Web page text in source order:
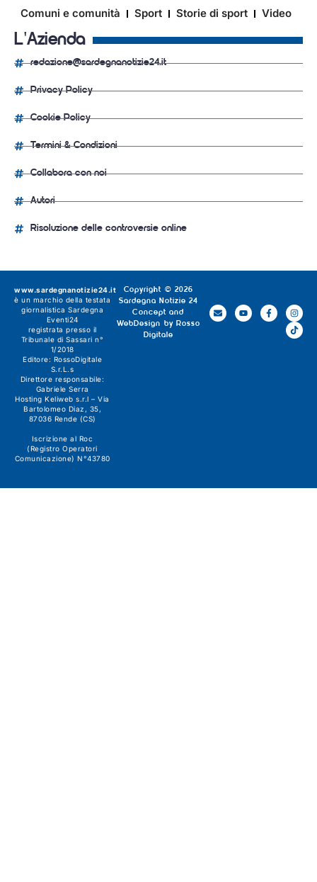
Comuni e comunità
Sport Storie di sport Video
L'Azienda
redazione@sardegnanotizie24.it
Privacy Policy
Cookie Policy
Termini & Condizioni
Collabora con noi
Autori
Risoluzione delle controversie online
Copyright © 2026
Sardegna Notizie 24
Concept and
WebDesign by Rosso
Digitale
www.sardegnanotizie24.it
è un marchio della testata
giornalistica Sardegna
Eventi24
registrata presso il
Tribunale di Sassari n°
1/2018
Editore: RossoDigitale
S.r.L.s
Direttore responsabile:
Gabriele Serra
Hosting Keliweb s.r.l – Via
Bartolomeo Diaz, 35,
87036 Rende (CS)
Iscrizione al Roc
(Registro Operatori
Comunicazione) N°43780